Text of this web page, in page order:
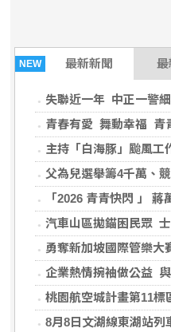
NEW 最新新聞 最
失聯近一年 中正一警細心查證 助婦人平
青春有愛 舞動幸福 青青合唱團與信義分局熱力綻放 反毒拒
主持「白海豚」颱風工作會報 蔣萬安：市府團隊嚴陣以
父為兒選舉籌4千萬、競選支出僅1810萬？游淑慧追問鄭
「2026 青青快閃 」 蔣萬安：無菸城市、
汽車山區拋錨困民眾 士林警即
勇奪新加坡國際管樂大賽銀獎 自強高工國中
企業熱情捥袖做公益 與內湖
桃園航空城計畫第11標區徵工程順利決
8月8日文湖線東湖站列車異常 處理